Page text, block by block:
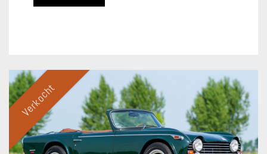
Verkocht